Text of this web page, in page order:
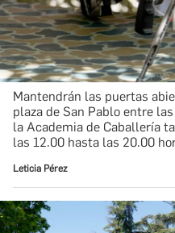
Mantendrán las puertas
plaza de San Pablo entre
la Academia de Caballería
las 12.00 hasta las 20.00
Leticia Pérez